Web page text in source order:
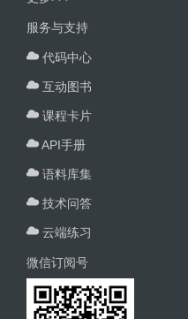
服务与支持
代码中心
互动图书
课程卡片
API手册
语料库集
技术问答
云端练习
微信订阅号